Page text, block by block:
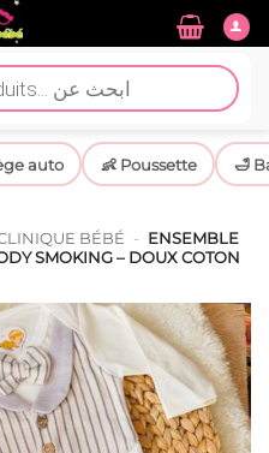
auto 👶 Poussette 🛁
BÉBÉ - ENSEMBLE
SMOKING – DOUX COTON